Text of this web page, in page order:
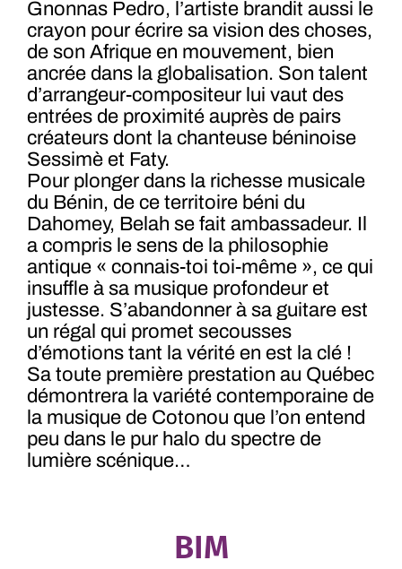
Gnonnas Pedro, l’artiste brandit aussi le
crayon pour écrire sa vision des choses,
de son Afrique en mouvement, bien
ancrée dans la globalisation. Son talent
d’arrangeur-compositeur lui vaut des
entrées de proximité auprès de pairs
créateurs dont la chanteuse béninoise
Sessimè et Faty.
Pour plonger dans la richesse musicale
du Bénin, de ce territoire béni du
Dahomey, Belah se fait ambassadeur. Il
a compris le sens de la philosophie
antique « connais-toi toi-même », ce qui
insuffle à sa musique profondeur et
justesse. S’abandonner à sa guitare est
un régal qui promet secousses
d’émotions tant la vérité en est la clé !
Sa toute première prestation au Québec
démontrera la variété contemporaine de
la musique de Cotonou que l’on entend
peu dans le pur halo du spectre de
lumière scénique…
BIM